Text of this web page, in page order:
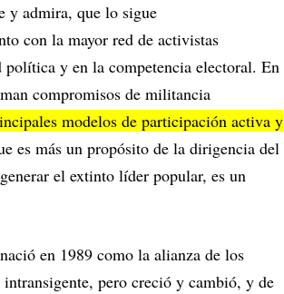
y admira, que lo sigue
con la mayor red de activistas
y en la competencia electoral. En
compromisos de militancia
modelos de participación activa y
es más un propósito de la dirigencia del
el extinto líder popular, es un
en 1989 como la alianza de los
pero creció y cambió, y de